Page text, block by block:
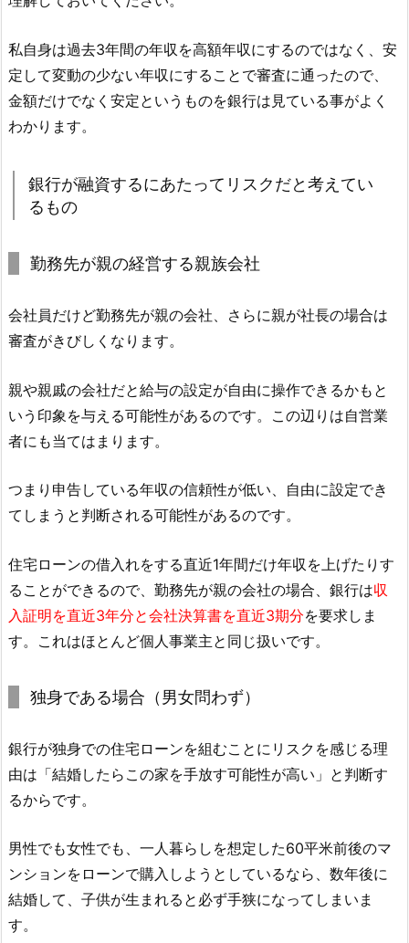
私自身は過去3年間の年収を高額年収にするのではなく、安
定して変動の少ない年収にすることで審査に通ったので、
金額だけでなく安定というものを銀行は見ている事がよく
わかります。
銀行が融資するにあたってリスクだと考えてい
るもの
勤務先が親の経営する親族会社
会社員だけど勤務先が親の会社、さらに親が社長の場合は
審査がきびしくなります。
親や親戚の会社だと給与の設定が自由に操作できるかもと
いう印象を与える可能性があるのです。この辺りは自営業
者にも当てはまります。
つまり申告している年収の信頼性が低い、自由に設定でき
てしまうと判断される可能性があるのです。
住宅ローンの借入れをする直近1年間だけ年収を上げたりす
ることができるので、勤務先が親の会社の場合、銀行は収
入証明を直近3年分と会社決算書を直近3期分を要求しま
す。これはほとんど個人事業主と同じ扱いです。
独身である場合（男女問わず）
銀行が独身での住宅ローンを組むことにリスクを感じる理
由は「結婚したらこの家を手放す可能性が高い」と判断す
るからです。
男性でも女性でも、一人暮らしを想定した60平米前後のマ
ンションをローンで購入しようとしているなら、数年後に
結婚して、子供が生まれると必ず手狭になってしまいま
す。